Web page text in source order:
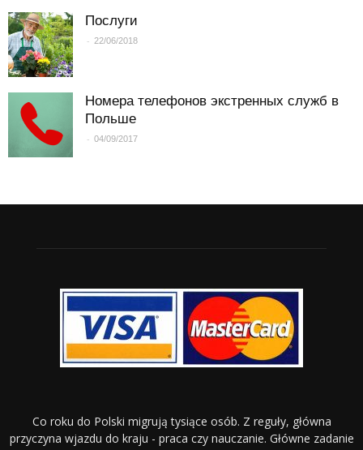
Послуги
- 22/06/2018
Номера телефонов экстренных служб в
Польше
- 04/09/2017
Co roku do Polski migrują tysiące osób. Z reguły, główna
przyczyna wjazdu do kraju - praca czy nauczanie. Główne zadanie